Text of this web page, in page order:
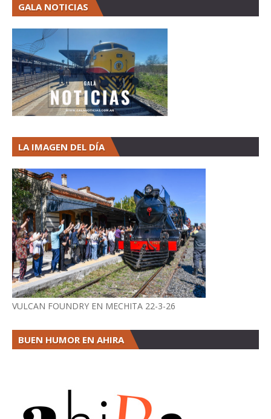
GALA NOTICIAS
LA IMAGEN DEL DÍA
VULCAN FOUNDRY EN MECHITA 22-3-26
BUEN HUMOR EN AHIRA